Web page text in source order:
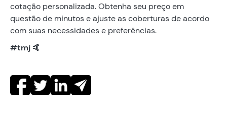
cotação personalizada. Obtenha seu preço em
questão de minutos e ajuste as coberturas de acordo
com suas necessidades e preferências.
#tmj 🤙